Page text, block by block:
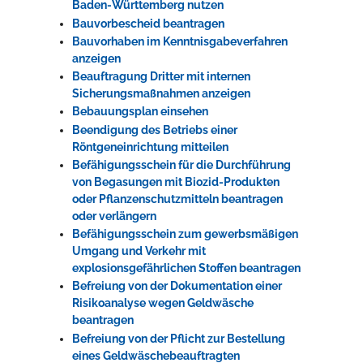
Baden-Württemberg nutzen
Bauvorbescheid beantragen
Bauvorhaben im Kenntnisgabeverfahren
anzeigen
Beauftragung Dritter mit internen
Sicherungsmaßnahmen anzeigen
Bebauungsplan einsehen
Beendigung des Betriebs einer
Röntgeneinrichtung mitteilen
Befähigungsschein für die Durchführung
von Begasungen mit Biozid-Produkten
oder Pflanzenschutzmitteln beantragen
oder verlängern
Befähigungsschein zum gewerbsmäßigen
Umgang und Verkehr mit
explosionsgefährlichen Stoffen beantragen
Befreiung von der Dokumentation einer
Risikoanalyse wegen Geldwäsche
beantragen
Befreiung von der Pflicht zur Bestellung
eines Geldwäschebeauftragten